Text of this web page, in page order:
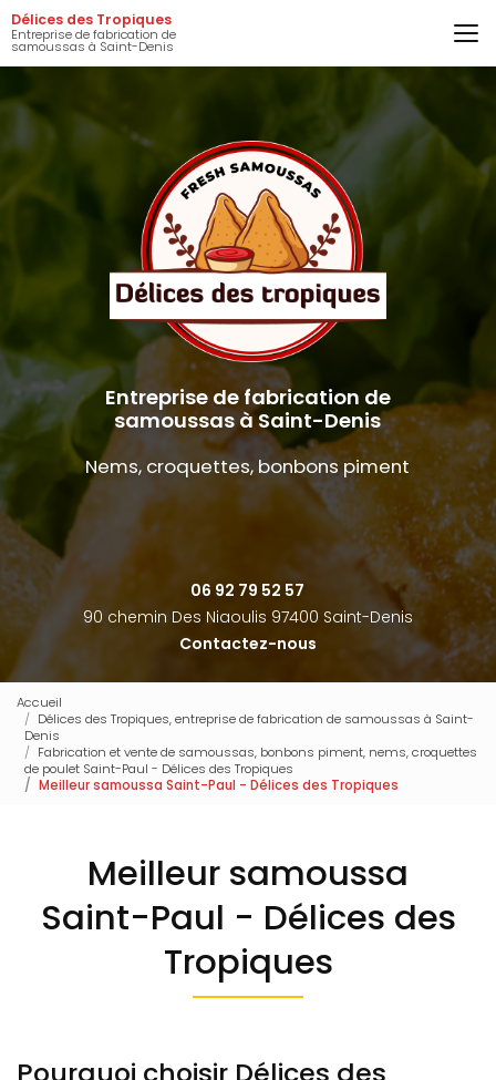
Aller
au
contenu
principal
Délices des Tropiques
Entreprise de fabrication de
samoussas à Saint-Denis
Entreprise de fabrication de
samoussas à Saint-Denis
Nems, croquettes, bonbons piment
06 92 79 52 57
90 chemin Des Niaoulis 97400 Saint-Denis
Contactez-nous
Accueil
Délices des Tropiques, entreprise de fabrication de samoussas à Saint-
Denis
Fabrication et vente de samoussas, bonbons piment, nems, croquettes
de poulet Saint-Paul - Délices des Tropiques
Meilleur samoussa Saint-Paul - Délices des Tropiques
Meilleur samoussa
Saint-Paul - Délices des
Tropiques